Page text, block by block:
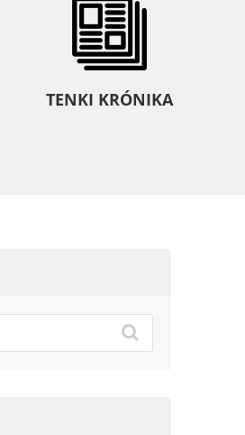
TENKI KRÓNIKA